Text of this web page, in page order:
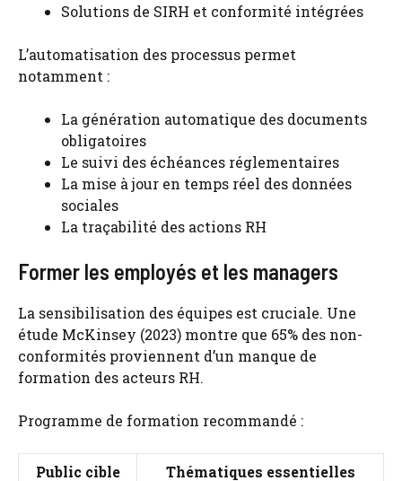
Solutions de SIRH et conformité intégrées
L’automatisation des processus permet
notamment :
La génération automatique des documents
obligatoires
Le suivi des échéances réglementaires
La mise à jour en temps réel des données
sociales
La traçabilité des actions RH
Former les employés et les managers
La sensibilisation des équipes est cruciale. Une
étude McKinsey (2023) montre que 65% des non-
conformités proviennent d’un manque de
formation des acteurs RH.
Programme de formation recommandé :
Public cible Thématiques essentielles